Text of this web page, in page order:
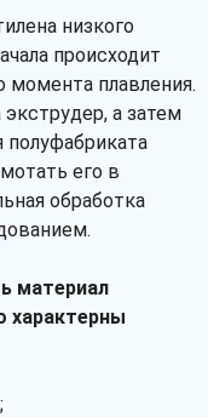
низкого
происходит
момента плавления.
а затем
его в
обработка
материал
характерны